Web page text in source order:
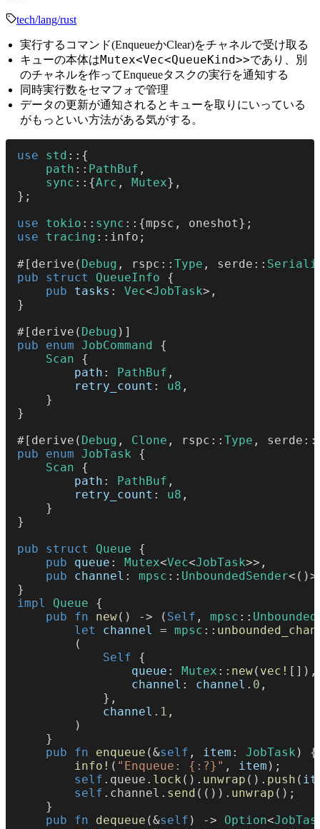
tech/lang/rust
実行するコマンド(EnqueueかClear)をチャネルで受け取る
キューの本体はMutex<Vec<QueueKind>>であり、別
のチャネルを作ってEnqueueタスクの実行を通知する
同時実行数をセマフォで管理
データの更新が通知されるとキューを取りにいっている
がもっといい方法がある気がする。
use std ::{
    path
:: PathBuf ,
    sync
::{Arc , Mutex},
};
use tokio :: sync ::{mpsc, oneshot};
use tracing ::info;
#[derive( Debug , rspc:: Type , serde::
pub struct QueueInfo {
    pub
tasks : Vec<JobTask>,
}
#[derive( Debug )]
pub enum JobCommand {
    Scan
{
        path
: PathBuf ,
        retry_count
: u8 ,
    }
}
#[derive( Debug , Clone , rspc:: Type , serde::
pub enum JobTask {
    Scan
{
        path
: PathBuf ,
        retry_count
: u8 ,
    }
}
pub struct Queue {
    pub
queue : Mutex<Vec<JobTask>>,
    pub
channel : mpsc :: UnboundedSender
}
impl Queue {
    pub fn
new() -> ( Self , mpsc ::
        let
channel = mpsc ::
        (
            Self
{
                queue
: Mutex :: new( vec! []),
                channel
: channel . 0 ,
            },
            channel
. 1 ,
        )
    }
    pub fn
enqueue (&self , item : JobTask ) {
        info!
( "Enqueue: {:?}" , item );
        self
.queue. lock (). unwrap (). push (
        self
.channel. send (()). unwrap ();
    }
    pub fn
dequeue (&self ) -> Option<